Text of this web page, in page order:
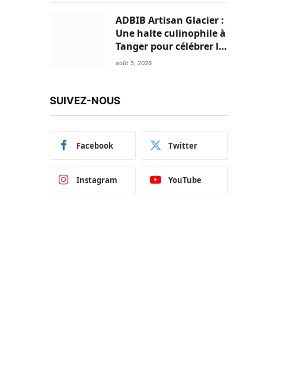
ADBIB Artisan Glacier :
Une halte culinophile à
Tanger pour célébrer la
glace traditionnelle
août 5, 2026
SUIVEZ-NOUS
Facebook Twitter
Instagram YouTube